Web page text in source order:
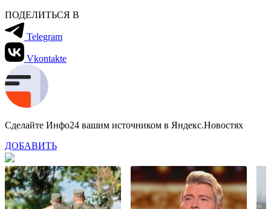
ПОДЕЛИТЬСЯ В
Telegram
Vkontakte
Сделайте Инфо24 вашим источником в Яндекс.Новостях
ДОБАВИТЬ